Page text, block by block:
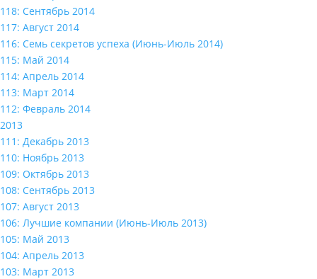
118: Сентябрь 2014
117: Август 2014
116: Семь секретов успеха (Июнь-Июль 2014)
115: Май 2014
114: Апрель 2014
113: Март 2014
112: Февраль 2014
2013
111: Декабрь 2013
110: Ноябрь 2013
109: Октябрь 2013
108: Сентябрь 2013
107: Август 2013
106: Лучшие компании (Июнь-Июль 2013)
105: Май 2013
104: Апрель 2013
103: Март 2013